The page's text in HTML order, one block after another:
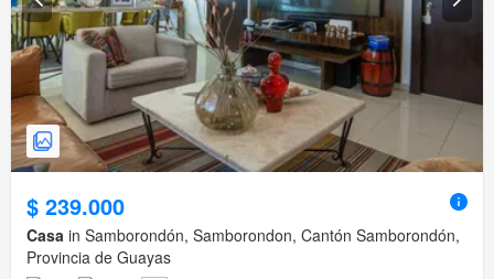
$ 239.000
Casa in Samborondón, Samborondon, Cantón Samborondón,
Provincia de Guayas